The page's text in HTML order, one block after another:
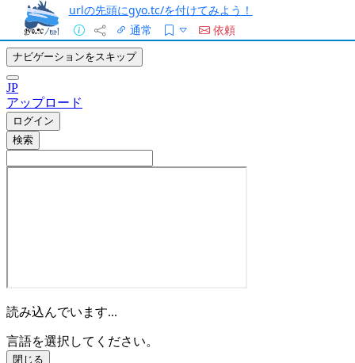
urlの先頭にgyo.tc/を付けてみよう！
通常
依頼